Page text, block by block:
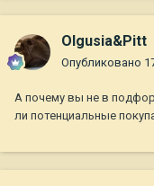
Olgusia&Pitt
Опубликовано
А почему вы не в
ли потенциальные